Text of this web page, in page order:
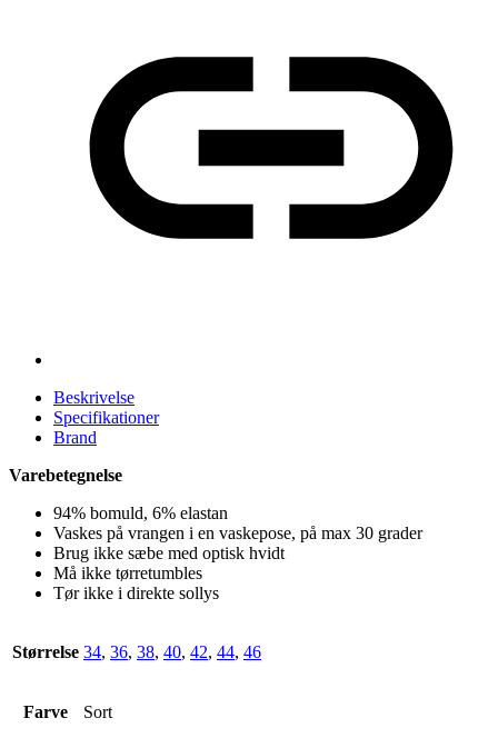
Beskrivelse
Specifikationer
Brand
Varebetegnelse
94% bomuld, 6% elastan
Vaskes på vrangen i en vaskepose, på max 30 grader
Brug ikke sæbe med optisk hvidt
Må ikke tørretumbles
Tør ikke i direkte sollys
Størrelse 34, 36, 38, 40, 42, 44, 46
Farve Sort